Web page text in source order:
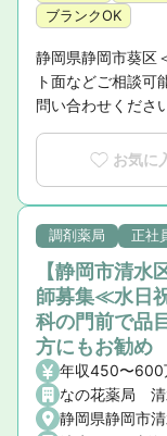
ブランクOK
静岡県静岡市葵区
ト面などご相談可
問い合わせくださ
お気に
調剤薬局 正社
【静岡市清水
師募集≪水日
科の門前で品
方にもお勧め
年収450〜600
なの花薬局 清
静岡県静岡市